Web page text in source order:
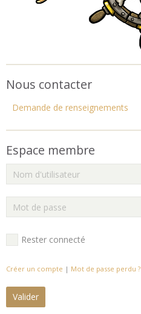
Nous contacter
Demande de renseignements
Espace membre
Rester connecté
Créer un compte | Mot de passe perdu ?
Valider